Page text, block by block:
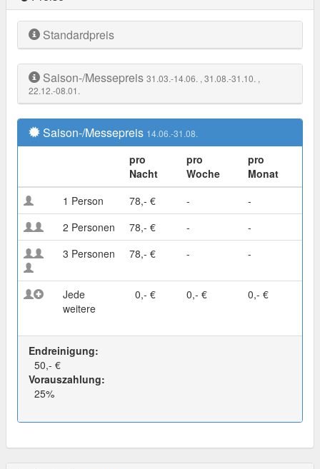
Standardpreis
Saison-/Messepreis 31.03.-14.06. , 31.08.-31.10. ,
22.12.-08.01.
Saison-/Messepreis 14.06.-31.08.
pro
Nacht
pro
Woche
pro
Monat
1 Person
78,- € -
-
2 Personen
78,- € -
-
3 Personen
78,- € - -
Jede
weitere
0,- € 0,- € 0,- €
Endreinigung:
50,- €
Vorauszahlung:
25%